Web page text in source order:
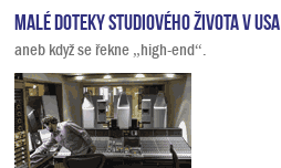
Malé doteky studiového života v USA
aneb když se řekne „high-end“.